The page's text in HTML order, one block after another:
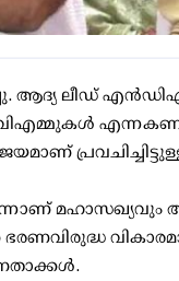
ആദ്യ ലീഡ്
ഇവിഎമ്മുകള്‍
മഹാസഖ്യവും
ഭരണവിരുദ്ധ